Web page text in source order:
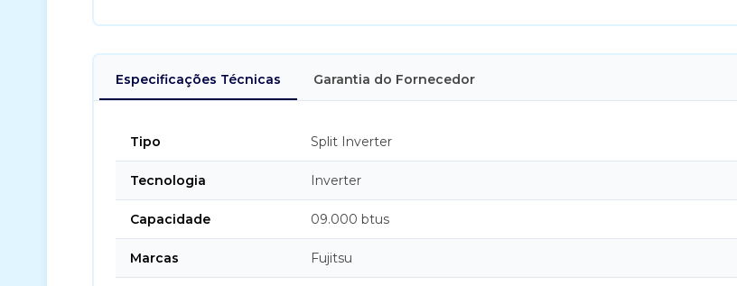
Especificações Técnicas Garantia do Fornecedor
Tipo Split Inverter
Tecnologia Inverter
Capacidade 09.000 btus
Marcas Fujitsu